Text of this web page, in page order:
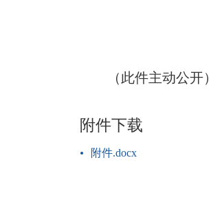
（此件主动公开）
附件下载
附件.docx